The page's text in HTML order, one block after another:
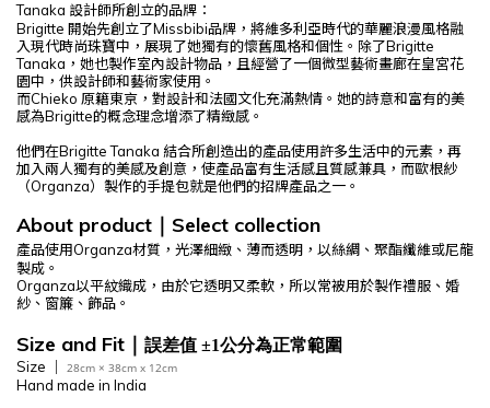
Tanaka 設計師所創立的品牌：
Brigitte 開始先創立了Missbibi品牌，將維多利亞時代的華麗浪漫風格融
入現代時尚珠寶中，展現了她獨有的懷舊風格和個性。除了Brigitte
Tanaka ，她也製作室內設計物品，且經營了一個微型藝術畫廊在皇宮花
園中，供設計師和藝術家使用。
而Chieko 原籍東京，對設計和法國文化充滿熱情。她的詩意和富有的美
感為Brigitte的概念理念增添了精緻感。
他們在Brigitte Tanaka 結合所創造出的產品使用許多生活中的元素，再
加入兩人獨有的美感及創意，使產品富有生活感且質感兼具，而歐根紗
（Organza）製作的手提包就是他們的招牌產品之一。
About product Select collection
產品使用Organza材質 ， 光澤細緻、薄而透明，以絲綢、聚酯纖維或尼龍
製成。
Organza以平紋織成，由於它透明又柔軟，所以常被用於製作禮服、婚
紗、窗簾、飾品。
Size and Fit 誤差值 ±1公分為正常範圍
Size ｜ 28cm × 38cm x 12cm
Hand made in India